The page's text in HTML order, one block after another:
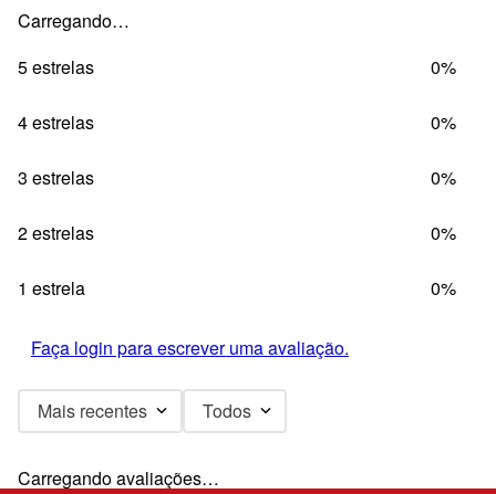
Carregando…
5 estrelas
0%
4 estrelas 0%
3 estrelas 0%
2 estrelas 0%
1 estrela 0%
Faça login para escrever uma avaliação.
Mais recentes Todos
Carregando avaliações…